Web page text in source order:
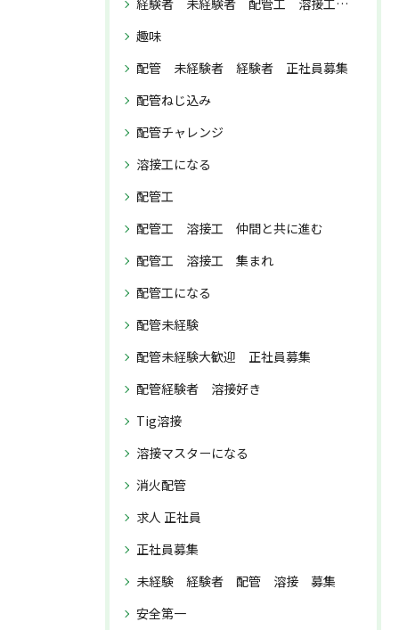
経験者 未経験者 配管工 溶接工 正社員募集
趣味
配管 未経験者 経験者 正社員募集
配管ねじ込み
配管チャレンジ
溶接工になる
配管工
配管工 溶接工 仲間と共に進む
配管工 溶接工 集まれ
配管工になる
配管未経験
配管未経験大歓迎 正社員募集
配管経験者 溶接好き
Tig溶接
溶接マスターになる
消火配管
求人 正社員
正社員募集
未経験 経験者 配管 溶接 募集
安全第一